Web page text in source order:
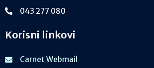
043 277 080
Korisni linkovi
Carnet Webmail